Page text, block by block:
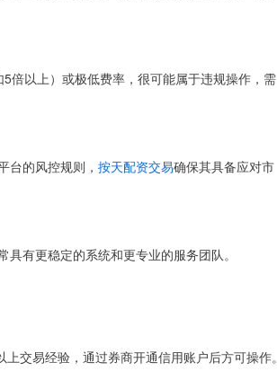
倍以上）或极低费率，很可能属于违规操作，需
台的风控规则， 按天配资交易确保其具备应对市
有更稳定的系统和更专业的服务团队。
交易经验，通过券商开通信用账户后方可操作。